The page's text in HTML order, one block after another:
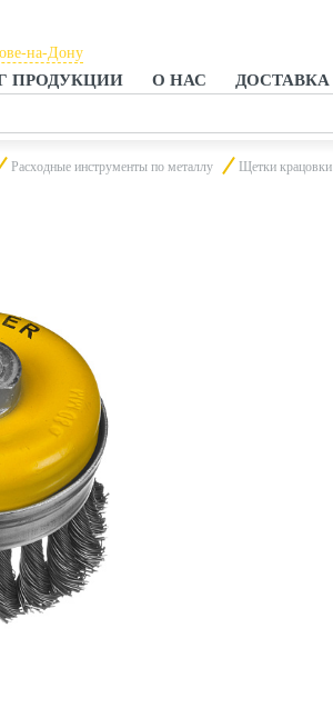
ПРОДУКЦИИ О НАС ДОСТАВКА
на-Дону
на-Дону
Расходные инструменты по металлу Щетки крацовки